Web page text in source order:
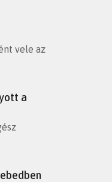
vele az
a